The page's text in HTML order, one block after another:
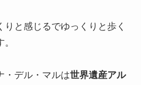
りと感じるでゆっくりと歩く
・デル・マルは世界遺産アル